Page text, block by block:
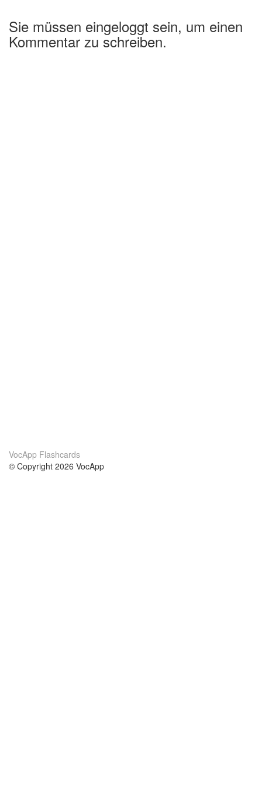
Sie müssen eingeloggt sein, um einen
Kommentar zu schreiben.
VocApp Flashcards
© Copyright 2026 VocApp